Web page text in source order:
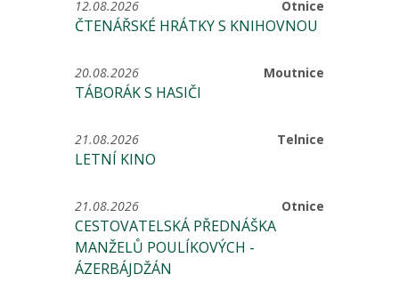
Otnice
12.08.2026
ČTENÁŘSKÉ HRÁTKY S KNIHOVNOU
Moutnice
20.08.2026
TÁBORÁK S HASIČI
Telnice
21.08.2026
LETNÍ KINO
Otnice
21.08.2026
CESTOVATELSKÁ PŘEDNÁŠKA
MANŽELŮ POULÍKOVÝCH -
ÁZERBÁJDŽÁN